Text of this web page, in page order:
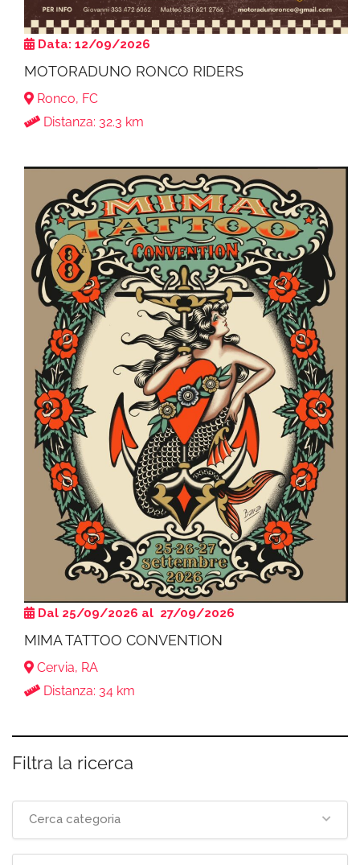
Data: 12/09/2026
MOTORADUNO RONCO RIDERS
Ronco, FC
Distanza: 32.3 km
Dal 25/09/2026 al 27/09/2026
MIMA TATTOO CONVENTION
Cervia, RA
Distanza: 34 km
Filtra la ricerca
Cerca categoria